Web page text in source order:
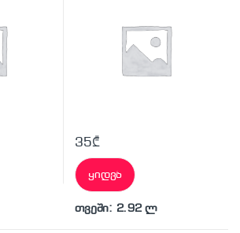
35₾
ყიდვა
თვეში: 2.92 ლ